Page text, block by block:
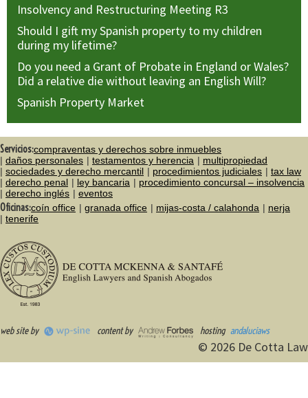
Insolvency and Restructuring Meeting R3
Should I gift my Spanish property to my children
during my lifetime?
Do you need a Grant of Probate in England or Wales?
Did a relative die without leaving an English Will?
Spanish Property Market
Servicios:compraventas y derechos sobre inmuebles
daños personales
testamentos y herencia
multipropiedad
sociedades y derecho mercantil
procedimientos judiciales
tax law
derecho penal
ley bancaria
procedimiento concursal – insolvencia
derecho inglés
eventos
Oficinas:coín office granada office mijas-costa / calahonda
nerja
tenerife
web site by content by hosting andaluciaws
© 2026 De Cotta Law